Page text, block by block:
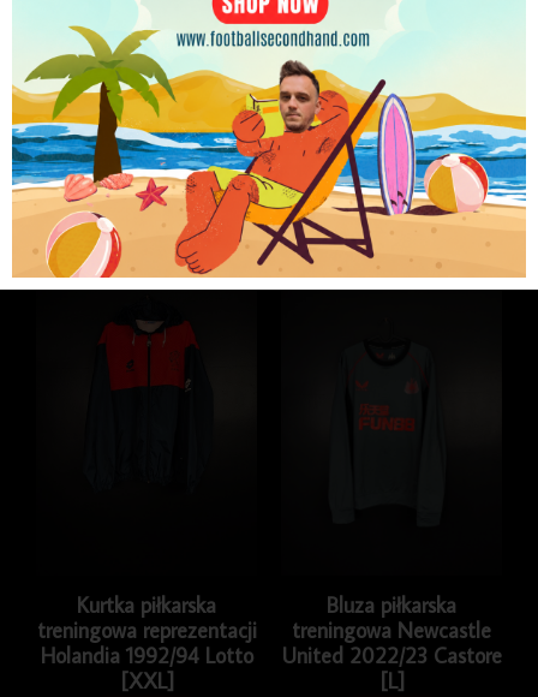
Najniższa cena w ciągu ostatnich 30 dni: 199.99zł
Brak w magazynie
Kategoria BLUZY KLUBOWE I REPREZENTACJI
Podobne produkty
Kurtka piłkarska
treningowa reprezentacji
Holandia 1992/94 Lotto
[XXL]
Bluza piłkarska
treningowa Newcastle
United 2022/23 Castore
[L]